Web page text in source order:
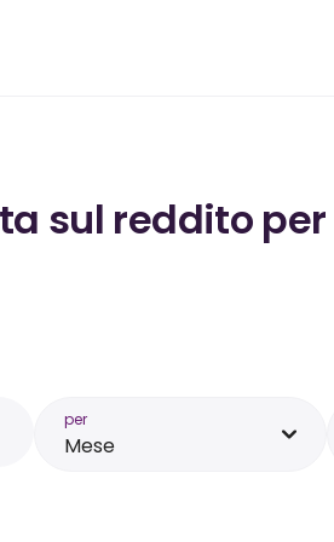
sul reddito
per
Mese